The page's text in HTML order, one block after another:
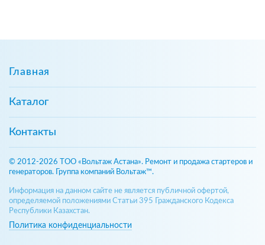
Главная
Каталог
Контакты
© 2012-2026 ТОО «Вольтаж Астана». Ремонт и продажа стартеров и
генераторов. Группа компаний Вольтаж™.
Информация на данном сайте не является публичной офертой,
определяемой положениями Статьи 395 Гражданского Кодекса
Республики Казахстан.
Политика конфиденциальности